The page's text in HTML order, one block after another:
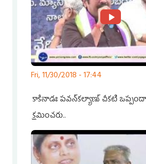
Fri, 11/30/2018 - 17:44
కాకినాడః పవన్‌కల్యాణ్‌ చీకటి ఒప్పందాలు ప్రజలు
క్షమించరు..